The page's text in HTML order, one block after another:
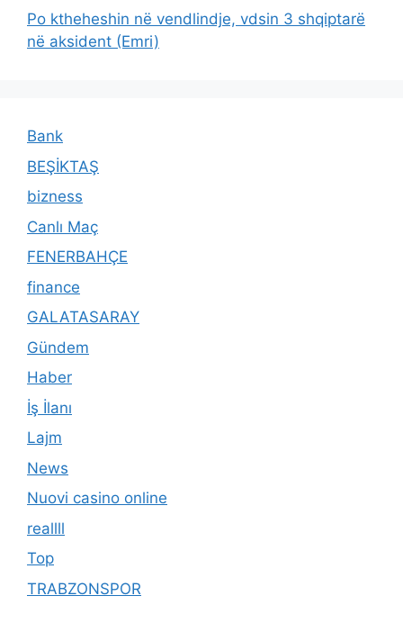
Po ktheheshin në vendlindje, vdsin 3 shqiptarë
në aksident (Emri)
Bank
BEŞİKTAŞ
bizness
Canlı Maç
FENERBAHÇE
finance
GALATASARAY
Gündem
Haber
İş İlanı
Lajm
News
Nuovi casino online
reallll
Top
TRABZONSPOR